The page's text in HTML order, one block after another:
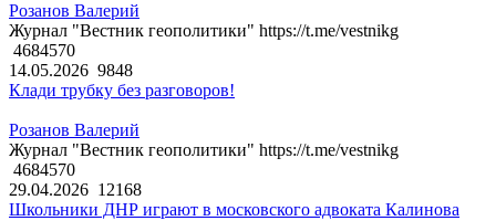
Розанов Валерий
Журнал "Вестник геополитики" https://t.me/vestnikg
4684570
14.05.2026 9848
Клади трубку без разговоров!
Розанов Валерий
Журнал "Вестник геополитики" https://t.me/vestnikg
4684570
29.04.2026 12168
Школьники ДНР играют в московского адвоката Калинова